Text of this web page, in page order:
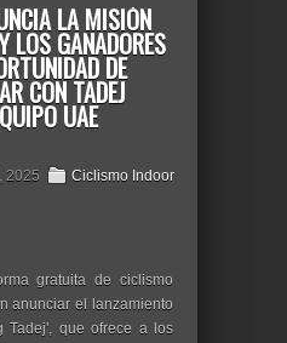
LA MISIÓN
LOS GANADORES
DE
CON TADEJ
UAE
2025
Ciclismo Indoor
gratuita de ciclismo
anunciar el lanzamiento
Tadej', que ofrece a los